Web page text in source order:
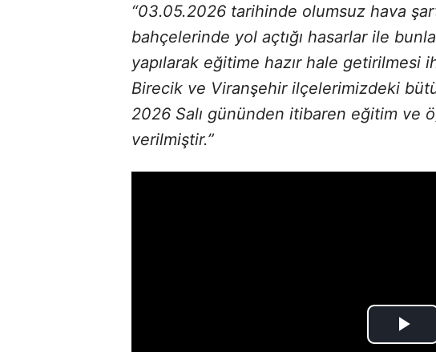
“03.05.2026 tarihinde olumsuz hava
bahçelerinde yol açtığı hasarlar ile
yapılarak eğitime hazır hale getirilmesi
Birecik ve Viranşehir ilçelerimizdeki
2026 Salı gününden itibaren eğitim ve
verilmiştir.”